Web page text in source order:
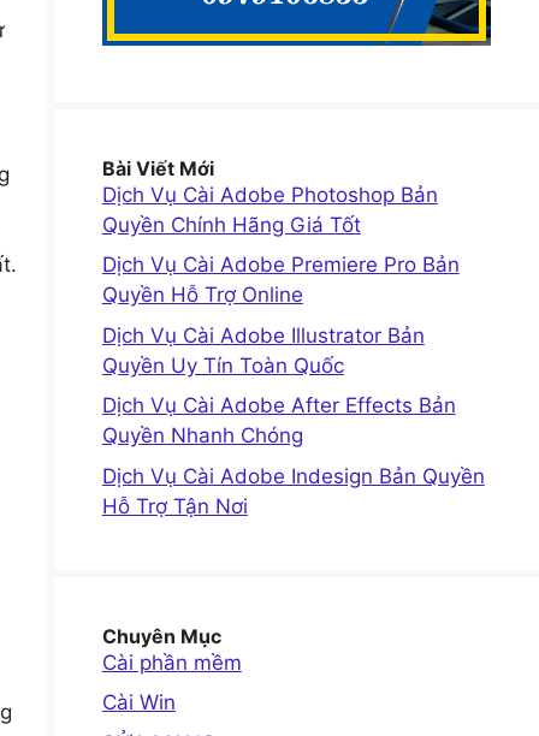
Bài Viết Mới
Dịch Vụ Cài Adobe Photoshop Bản
Quyền Chính Hãng Giá Tốt
Dịch Vụ Cài Adobe Premiere Pro Bản
Quyền Hỗ Trợ Online
Dịch Vụ Cài Adobe Illustrator Bản
Quyền Uy Tín Toàn Quốc
Dịch Vụ Cài Adobe After Effects Bản
Quyền Nhanh Chóng
Dịch Vụ Cài Adobe Indesign Bản Quyền
Hỗ Trợ Tận Nơi
Chuyên Mục
Cài phần mềm
Cài Win